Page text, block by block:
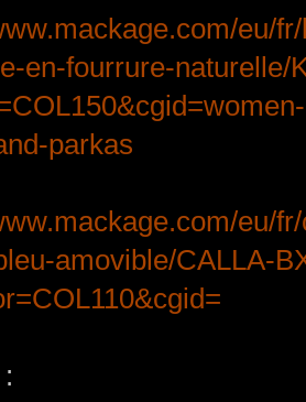
eu/
en-fourrure-naturelle/
parkas
eu/
amovible/CALLA-